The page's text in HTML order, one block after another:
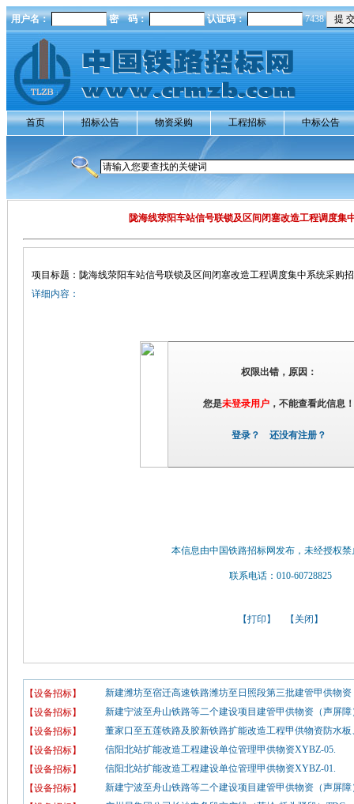
用户名： 密 码： 认证码： 7438
首页 招标公告 物资采购 工程招标 中标公告
陇海线荥阳车站信号联锁及区间闭塞改造工程调度集
项目标题：陇海线荥阳车站信号联锁及区间闭塞改造工程调度集中系统采购
详细内容：
权限出错，原因：
您是未登录用户，不能查看此信息！
登录？ 还没有注册？
本信息由中国铁路招标网发布，未经授权禁
联系电话：010-60728825
【打印 】 【 关闭 】
【设备招标】
新建潍坊至宿迁高速铁路潍坊至日照段第三批建管甲供物资
【设备招标】
新建宁波至舟山铁路等二个建设项目建管甲供物资（声屏障
【设备招标】
董家口至五莲铁路及胶新铁路扩能改造工程甲供物资防水板
【设备招标】
信阳北站扩能改造工程建设单位管理甲供物资XYBZ-05.
【设备招标】
信阳北站扩能改造工程建设单位管理甲供物资XYBZ-01.
【设备招标】
新建宁波至舟山铁路等二个建设项目建管甲供物资（声屏障